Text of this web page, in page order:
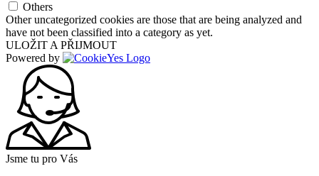
Others
Other uncategorized cookies are those that are being analyzed and
have not been classified into a category as yet.
ULOŽIT A PŘIJMOUT
Powered by
Jsme tu pro Vás